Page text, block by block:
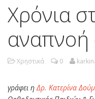
Χρόνια
αναπνοή
Χρηστικά 0
γράφει ηΔρ. Κατερίνα